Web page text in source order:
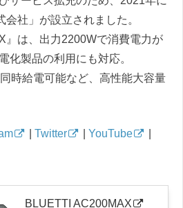
会社」が設立されました。
』は、出力2200Wで消費電力が
化製品の利用にも対応。
時給電可能など、高性能大容量
Twitter YouTube
BLUETTI AC200MAX